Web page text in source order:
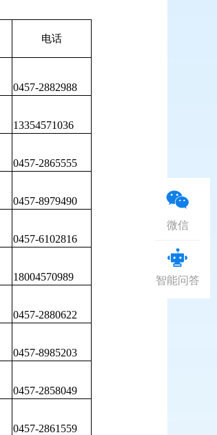
电话
0457-2882988
13354571036
0457-2865555
0457-8979490
0457-6102816
18004570989
0457-2880622
0457-8985203
0457-2858049
0457-2861559
微信
智能问答